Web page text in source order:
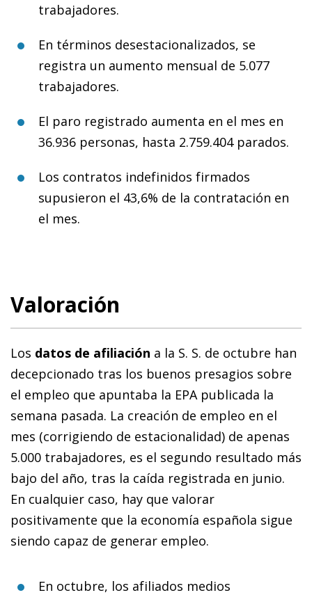
trabajadores.
En términos desestacionalizados, se
registra un aumento mensual de 5.077
trabajadores.
El paro registrado aumenta en el mes en
36.936 personas, hasta 2.759.404 parados.
Los contratos indefinidos firmados
supusieron el 43,6% de la contratación en
el mes.
Valoración
Los datos de afiliación a la S. S. de octubre han
decepcionado tras los buenos presagios sobre
el empleo que apuntaba la EPA publicada la
semana pasada. La creación de empleo en el
mes (corrigiendo de estacionalidad) de apenas
5.000 trabajadores, es el segundo resultado más
bajo del año, tras la caída registrada en junio.
En cualquier caso, hay que valorar
positivamente que la economía española sigue
siendo capaz de generar empleo.
En octubre, los afiliados medios